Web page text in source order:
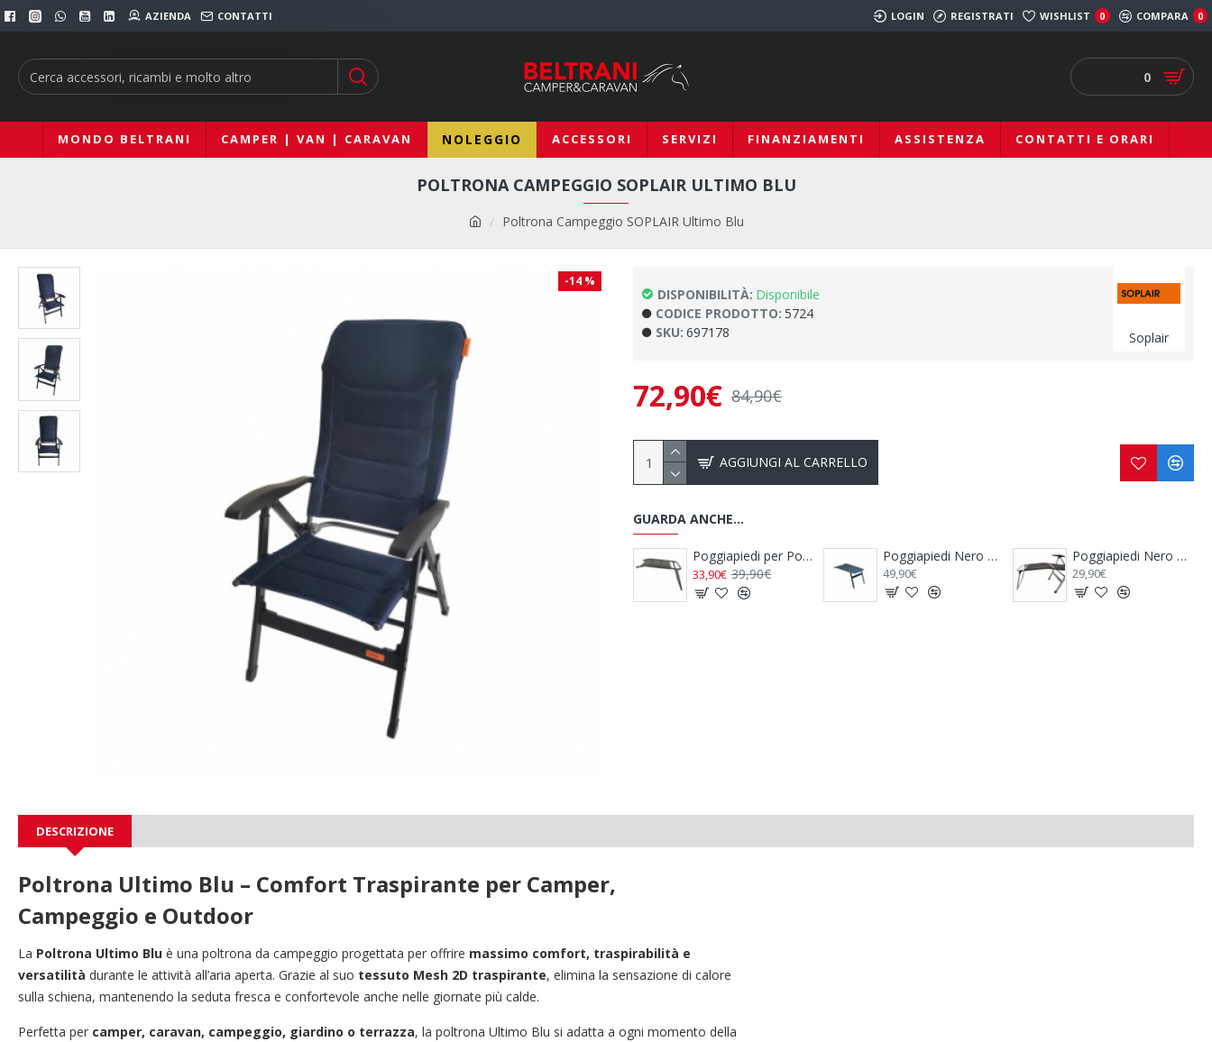
AZIENDA CONTATTI LOGIN REGISTRATI WISHLIST 0 COMPARA 0
0
MONDO BELTRANI CAMPER | VAN | CARAVAN NOLEGGIO ACCESSORI SERVIZI FINANZIAMENTI ASSISTENZA CONTATTI E ORARI
Poltrona Campeggio SOPLAIR Ultimo Blu
POLTRONA CAMPEGGIO SOPLAIR ULTIMO BLU
-14 %
DISPONIBILITÀ: Disponibile
CODICE PRODOTTO: 5724
SKU: 697178 Soplair
72,90€ 84,90€
AGGIUNGI AL CARRELLO
GUARDA ANCHE...
Poggiapiedi per Poltrona Ultimo Blu Poggiapiedi Nero per Poltrona MAJESTIC WESTFIELD
49,90€
Poggiapiedi Nero per Poltrone Comfort e Comfort Maxi
29,90€
Poggiapiedi per Poltrona Ultimo Blu
33,90€
DESCRIZIONE
Poltrona Ultimo Blu – Comfort Traspirante per Camper,
Campeggio e Outdoor
La Poltrona Ultimo Blu è una poltrona da campeggio progettata per offrire massimo comfort, traspirabilità e
versatilità durante le attività all’aria aperta. Grazie al suo tessuto Mesh 2D traspirante, elimina la sensazione di calore
sulla schiena, mantenendo la seduta fresca e confortevole anche nelle giornate più calde.
Perfetta per camper, caravan, campeggio, giardino o terrazza, la poltrona Ultimo Blu si adatta a ogni momento della